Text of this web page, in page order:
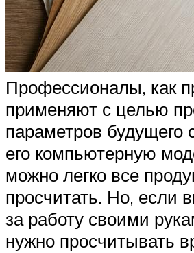
Профессионалы, как
применяют с целью
параметров будущего
его компьютерную
можно легко все
просчитать. Но, если
за работу своими
нужно просчитывать